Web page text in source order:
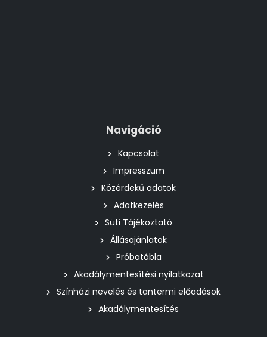
Navigáció
Kapcsolat
Impresszum
Közérdekű adatok
Adatkezelés
Süti Tájékoztató
Állásajánlatok
Próbatábla
Akadálymentesítési nyilatkozat
Színházi nevelés és tantermi előadások
Akadálymentesítés